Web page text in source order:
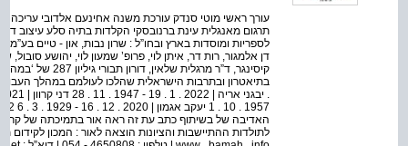
עורך ראשי מוטי סנדק עורכת משנה אחינעם אלדובי עריכה
תרגום מאנגלית עינת ברנובסקי הקלדות בתיה סלע עיצוב
דן אלמגור, רות דר, איתן לוי, פרופ’ שמעון לוי, יהושע סובול,
קיסינגר, ד”ר
בתיאטרון ובתרבות הישראלית שהלכו לעולמם במהלך
האדיבה של בשיתוף כתב עת זה ראה אור בתמיכתה של קרן